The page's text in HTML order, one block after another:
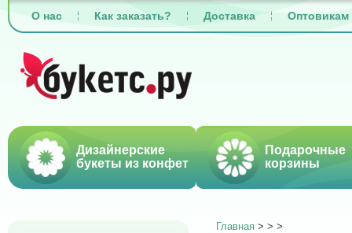
О нас Как заказать? Доставка Оптовикам
Дизайнерские
букеты из конфет
Подарочные
корзины
Главная > > >